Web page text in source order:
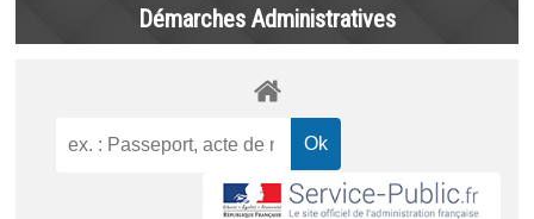
Démarches Administratives